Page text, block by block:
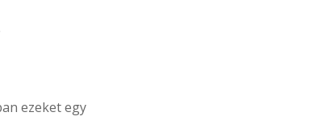
ezeket egy